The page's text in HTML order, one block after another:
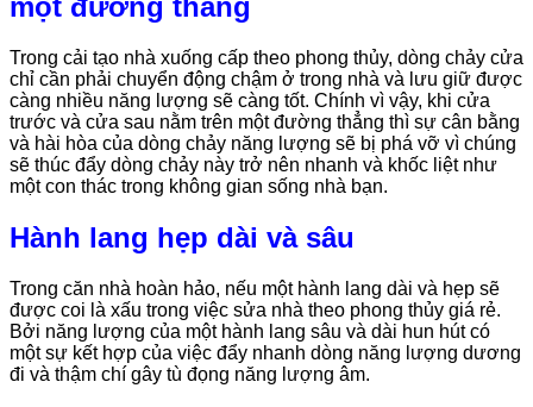
một đường thẳng
Trong cải tạo nhà xuống cấp theo phong thủy, dòng chảy cửa
chỉ cần phải chuyển động chậm ở trong nhà và lưu giữ được
càng nhiều năng lượng sẽ càng tốt. Chính vì vậy, khi cửa
trước và cửa sau nằm trên một đường thẳng thì sự cân bằng
và hài hòa của dòng chảy năng lượng sẽ bị phá vỡ vì chúng
sẽ thúc đẩy dòng chảy này trở nên nhanh và khốc liệt như
một con thác trong không gian sống nhà bạn.
Hành lang hẹp dài và sâu
Trong căn nhà hoàn hảo, nếu một hành lang dài và hẹp sẽ
được coi là xấu trong việc sửa nhà theo phong thủy giá rẻ.
Bởi năng lượng của một hành lang sâu và dài hun hút có
một sự kết hợp của việc đẩy nhanh dòng năng lượng dương
đi và thậm chí gây tù đọng năng lượng âm.